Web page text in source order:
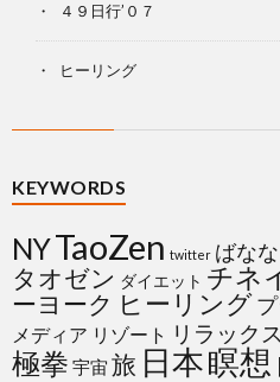
４９日行’０７
ヒーリング
KEYWORDS
NYTaoZen twitter ばなな
タオゼン ダイエット チネ
ーヨーク ヒーリング
メディア リゾート リラックス
極拳 宇宙 旅 日本瞑想